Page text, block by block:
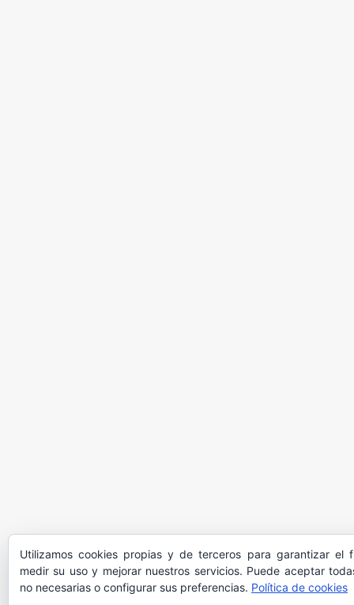
Utilizamos cookies propias y de terceros para garantizar el
medir su uso y mejorar nuestros servicios. Puede aceptar
no necesarias o configurar sus preferencias. Política de cookies